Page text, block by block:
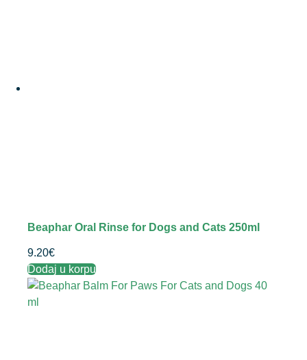
Beaphar Oral Rinse for Dogs and Cats 250ml
9.20€
Dodaj u korpu